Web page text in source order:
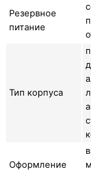
Резервное
питание
Тип корпуса
Оформление